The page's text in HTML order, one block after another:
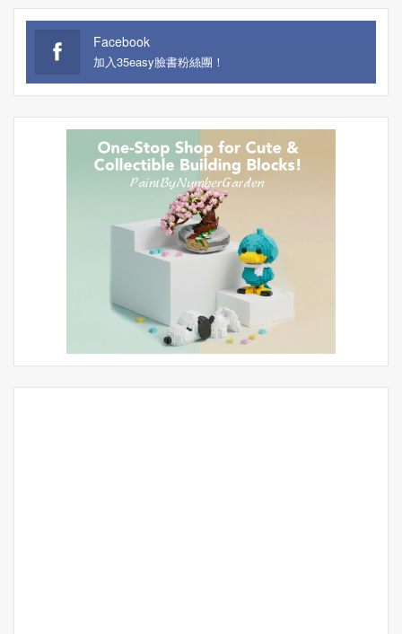
Facebook
加入35easy臉書粉絲團！